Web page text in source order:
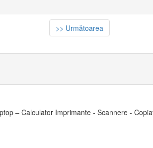
>> Următoarea
– Calculator Imprimante - Scannere -